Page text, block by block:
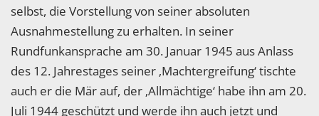
selbst, die Vorstellung von seiner absoluten
Ausnahmestellung zu erhalten. In seiner
Rundfunkansprache am 30. Januar 1945 aus Anlass
des 12. Jahrestages seiner ‚Machtergreifung‘ tischte
auch er die Mär auf, der ‚Allmächtige‘ habe ihn am 20.
Juli 1944 geschützt und werde ihn auch jetzt und